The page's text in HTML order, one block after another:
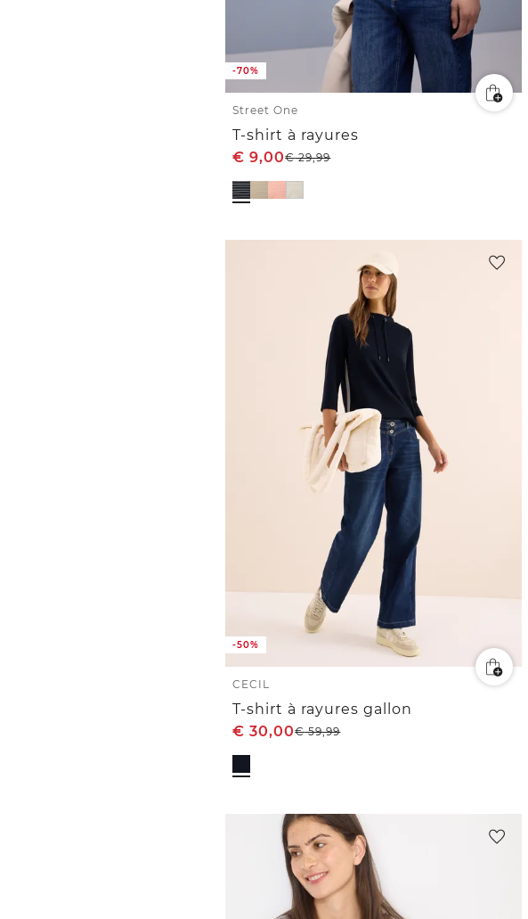
-70%
Street One
T-shirt à rayures
€ 9,00€29,99
-50%
CECIL
T-shirt à rayures gallon
€ 30,00€59,99